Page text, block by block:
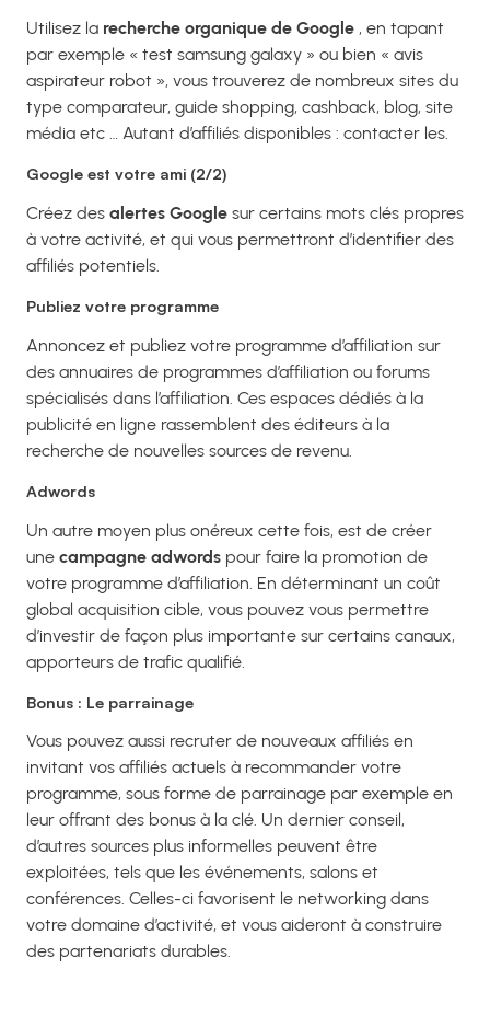
Utilisez la recherche organique de Google , en tapant
par exemple « test samsung galaxy » ou bien « avis
aspirateur robot », vous trouverez de nombreux sites du
type comparateur, guide shopping, cashback, blog, site
média etc … Autant d’affiliés disponibles : contacter les.
Google est votre ami (2/2)
Créez des alertes Google sur certains mots clés propres
à votre activité, et qui vous permettront d’identifier des
affiliés potentiels.
Publiez votre programme
Annoncez et publiez votre programme d’affiliation sur
des annuaires de programmes d’affiliation ou forums
spécialisés dans l’affiliation. Ces espaces dédiés à la
publicité en ligne rassemblent des éditeurs à la
recherche de nouvelles sources de revenu.
Adwords
Un autre moyen plus onéreux cette fois, est de créer
une campagne adwords pour faire la promotion de
votre programme d’affiliation. En déterminant un coût
global acquisition cible, vous pouvez vous permettre
d’investir de façon plus importante sur certains canaux,
apporteurs de trafic qualifié.
Bonus : Le parrainage
Vous pouvez aussi recruter de nouveaux affiliés en
invitant vos affiliés actuels à recommander votre
programme, sous forme de parrainage par exemple en
leur offrant des bonus à la clé. Un dernier conseil,
d’autres sources plus informelles peuvent être
exploitées, tels que les événements, salons et
conférences. Celles-ci favorisent le networking dans
votre domaine d’activité, et vous aideront à construire
des partenariats durables.